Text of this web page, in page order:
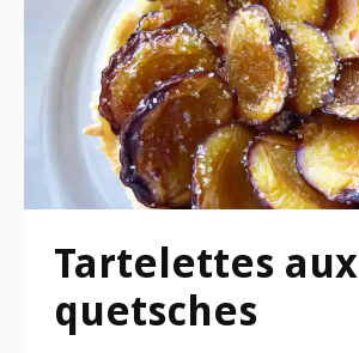
Tartelettes aux
quetsches